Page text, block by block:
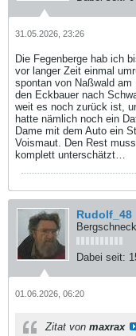
31.05.2026, 23:26
Die Fegenberge hab ich
vor langer Zeit einmal
spontan von Naßwald
den Eckbauer nach
weit es noch zurück ist,
hatte nämlich noch ein
Dame mit dem Auto ein
Voismaut. Den Rest
komplett unterschätzt…
Rudolf_48
Dabei seit:
01.06.2026, 06:20
Zitat von maxrax